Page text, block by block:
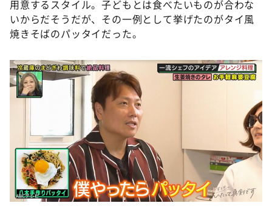
用意するスタイル。子どもとは食べたいものが合わな
いからだそうだが、その一例として挙げたのがタイ風
焼きそばのパッタイだった。